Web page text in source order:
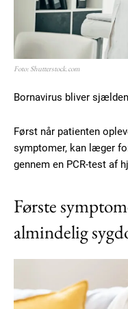
Free limited
Gratis /
Praesent euismod ac
Ut mollis
Nullam eu erat
Foto: Shutterstock.com
Bornavirus bliver
Først når patienten
symptomer, kan læger
gennem en PCR-test af
Første
almindelig